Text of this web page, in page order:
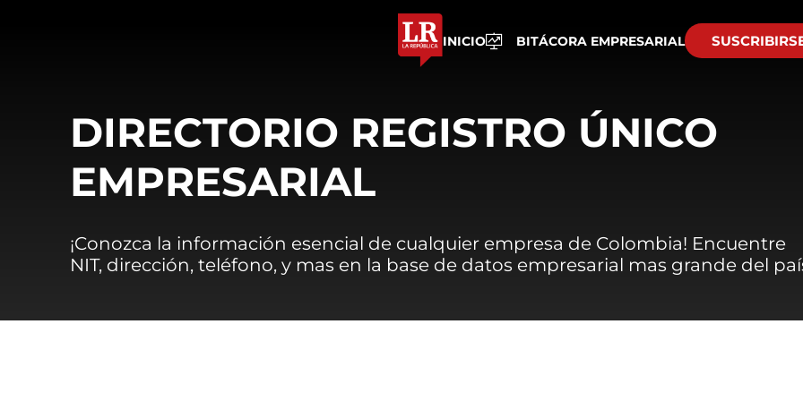
INICIO BITÁCORA EMPRESARIAL
DIRECTORIO REGISTRO ÚNICO
EMPRESARIAL
¡Conozca la información esencial de cualquier empresa de Colombia! Encuentre
NIT, dirección, teléfono, y mas en la base de datos empresarial mas grande del